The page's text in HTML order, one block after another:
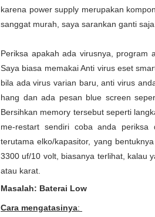
karena power supply merupakan
sanggat murah, saya sarankan ganti saja.
Periksa apakah ada virusnya, program
Saya biasa memakai Anti virus eset
bila ada virus varian baru, anti virus
hang dan ada pesan blue screen
Bersihkan memory tersebut seperti
me-restart sendiri coba anda periksa
terutama elko/kapasitor, yang
3300 uf/10 volt, biasanya terlihat, kalau
atau karat.
Masalah: Baterai Low
Cara mengatasinya: